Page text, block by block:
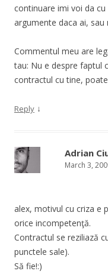
continuare imi voi da
argumente daca ai, sau
Commentul meu are
tau: Nu e despre faptul
contractul cu tine,
Reply ↓
Adrian
March 3,
alex, motivul cu criza e
orice incompetenţă.
Contractul se reziliază
punctele sale).
Să fie!:)